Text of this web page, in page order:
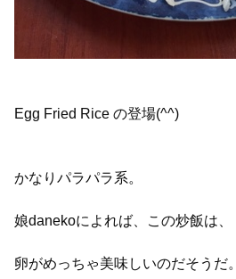
Egg Fried Rice の登場(^^)
かなりパラパラ系。
娘danekoによれば、この炒飯は、
卵がめっちゃ美味しいのだそうだ。